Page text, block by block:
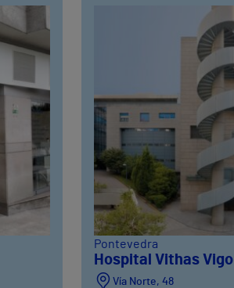
Pontevedra
Hospital Vithas Vigo
Vía Norte, 48